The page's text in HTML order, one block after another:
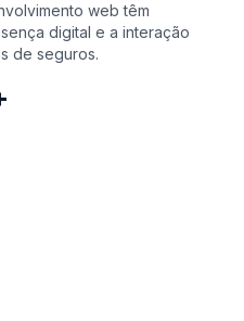
web têm
digital e a interação
de seguros.